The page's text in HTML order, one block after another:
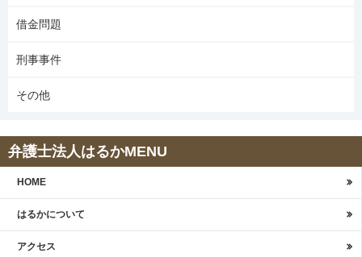
借金問題
刑事事件
その他
弁護士法人はるかMENU
HOME
はるかについて
アクセス